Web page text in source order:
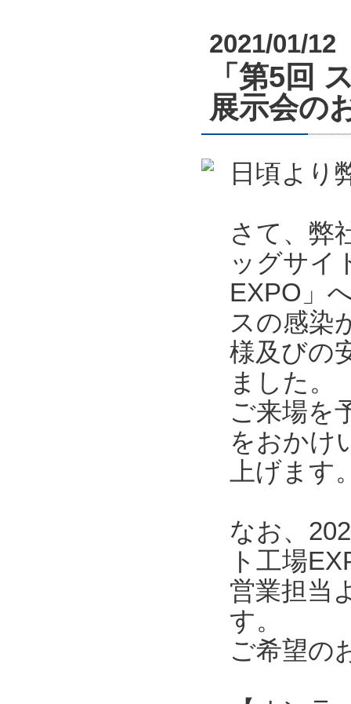
2021/01/12
「第5回
展示会の
日頃より
さて、弊
ッグサイ
EXPO」
スの感染
様及びの
ました。
ご来場を
をおかけ
上げます
なお、
ト工場
営業担当
す。
ご希望の